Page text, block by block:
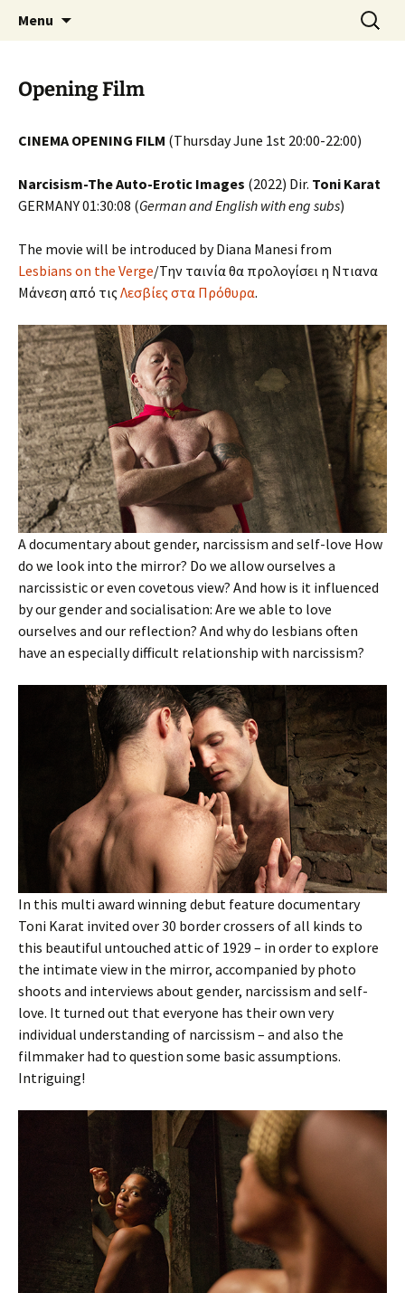
AthensPFF
Menu
Search
for:
Opening Film
CINEMA OPENING FILM (Thursday June 1st 20:00-22:00)
Narcisism-The Auto-Erotic Images (2022) Dir. Toni Karat
GERMANY 01:30:08 (German and English with eng subs)
The movie will be introduced by Diana Manesi from
Lesbians on the Verge/Την ταινία θα προλογίσει η Ντιανα
Μάνεση από τιςΛεσβίες στα Πρόθυρα.
A documentary about gender, narcissism and self-love How
do we look into the mirror? Do we allow ourselves a
narcissistic or even covetous view? And how is it influenced
by our gender and socialisation: Are we able to love
ourselves and our reflection? And why do lesbians often
have an especially difficult relationship with narcissism?
In this multi award winning debut feature documentary
Toni Karat invited over 30 border crossers of all kinds to
this beautiful untouched attic of 1929 – in order to explore
the intimate view in the mirror, accompanied by photo
shoots and interviews about gender, narcissism and self-
love. It turned out that everyone has their own very
individual understanding of narcissism – and also the
filmmaker had to question some basic assumptions.
Intriguing!